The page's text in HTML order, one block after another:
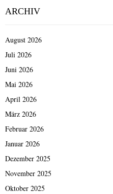
ARCHIV
August 2026
Juli 2026
Juni 2026
Mai 2026
April 2026
März 2026
Februar 2026
Januar 2026
Dezember 2025
November 2025
Oktober 2025